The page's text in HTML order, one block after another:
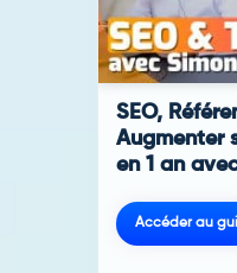
SEO,
Augmenter
en 1 an
Accéder au